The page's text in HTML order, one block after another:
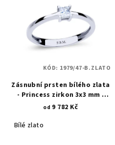
Zásnubní prsten bílého zlata
- Princess zirkon 3x3 mm -
krapnové osazení 1979
od 9 782 Kč
Bílé zlato
KÓD: 1979/47-B.ZLATO